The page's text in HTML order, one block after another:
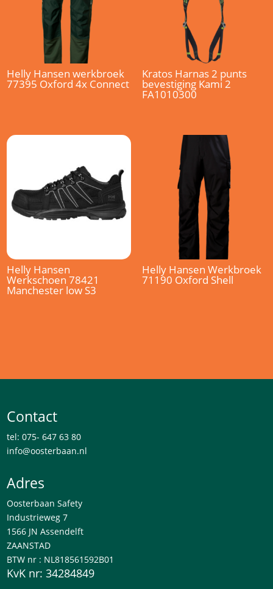
Helly Hansen werkbroek
77395 Oxford 4x Connect
Kratos Harnas 2 punts
bevestiging Kami 2
FA1010300
Helly Hansen
Werkschoen 78421
Manchester low S3
Helly Hansen Werkbroek
71190 Oxford Shell
Contact
tel: 075- 647 63 80
info@oosterbaan.nl
Adres
Oosterbaan Safety
Industrieweg 7
1566 JN Assendelft
ZAANSTAD
BTW nr : NL818561592B01
KvK nr: 34284849